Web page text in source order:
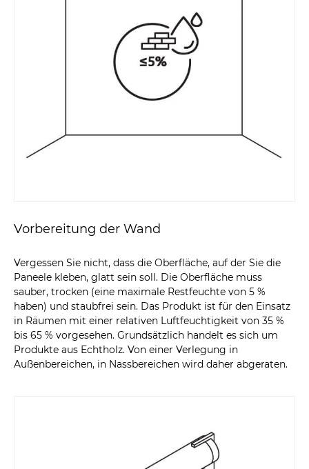
Vorbereitung der Wand
Vergessen Sie nicht, dass die Oberfläche, auf der Sie die
Paneele kleben, glatt sein soll. Die Oberfläche muss
sauber, trocken (eine maximale Restfeuchte von 5 %
haben) und staubfrei sein. Das Produkt ist für den Einsatz
in Räumen mit einer relativen Luftfeuchtigkeit von 35 %
bis 65 % vorgesehen. Grundsätzlich handelt es sich um
Produkte aus Echtholz. Von einer Verlegung in
Außenbereichen, in Nassbereichen wird daher abgeraten.